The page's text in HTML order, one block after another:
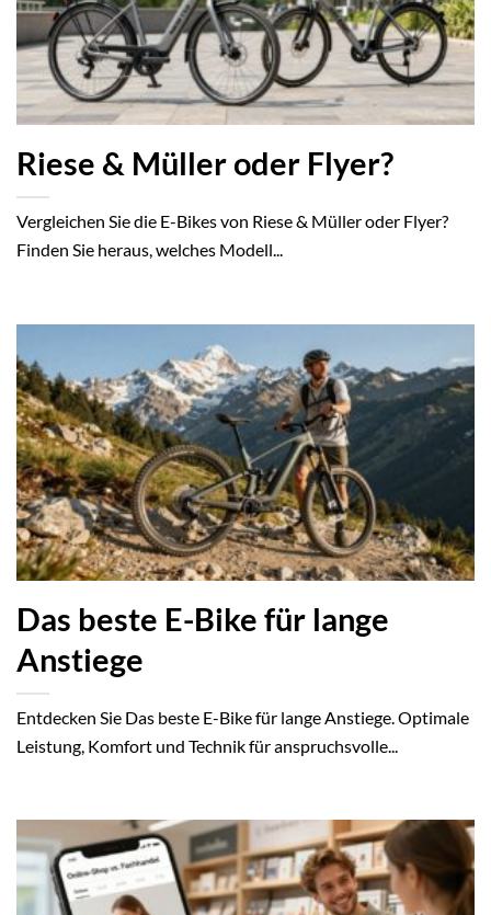
Riese & Müller oder Flyer?
Vergleichen Sie die E-Bikes von Riese & Müller oder Flyer?
Finden Sie heraus, welches Modell...
Das beste E-Bike für lange
Anstiege
Entdecken Sie Das beste E-Bike für lange Anstiege. Optimale
Leistung, Komfort und Technik für anspruchsvolle...